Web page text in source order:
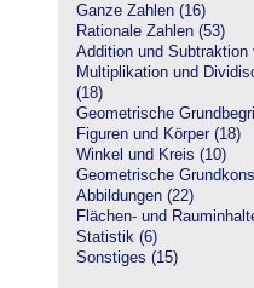
Ganze Zahlen (16)
Rationale Zahlen (53)
Addition und Subtraktion
Multiplikation und
(18)
Geometrische
Figuren und Körper (18)
Winkel und Kreis (10)
Geometrische
Abbildungen (22)
Flächen- und
Statistik (6)
Sonstiges (15)